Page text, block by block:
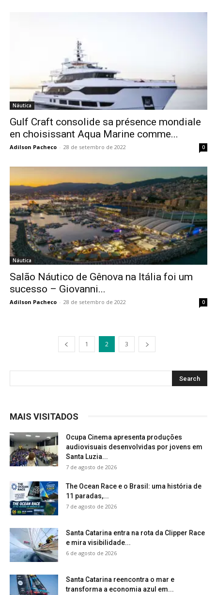
Náutica
Gulf Craft consolide sa présence mondiale
en choisissant Aqua Marine comme...
Adilson Pacheco - 28 de setembro de 2022 0
Náutica
Salão Náutico de Gênova na Itália foi um
sucesso – Giovanni...
Adilson Pacheco - 28 de setembro de 2022 0
1 2 3
MAIS VISITADOS
Ocupa Cinema apresenta produções
audiovisuais desenvolvidas por jovens em
Santa Luzia...
7 de agosto de 2026
The Ocean Race e o Brasil: uma história de
11 paradas,...
7 de agosto de 2026
Santa Catarina entra na rota da Clipper Race
e mira visibilidade...
6 de agosto de 2026
Santa Catarina reencontra o mar e
transforma a economia azul em...